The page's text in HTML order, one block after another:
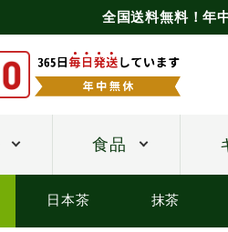
全国送料無料！年
食品
日本茶 抹茶